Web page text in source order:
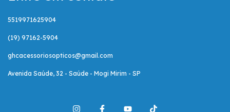
5519971625904
(19) 97162-5904
ghcacessoriosopticos@gmail.com
Avenida Saúde, 32 - Saúde - Mogi Mirim - SP